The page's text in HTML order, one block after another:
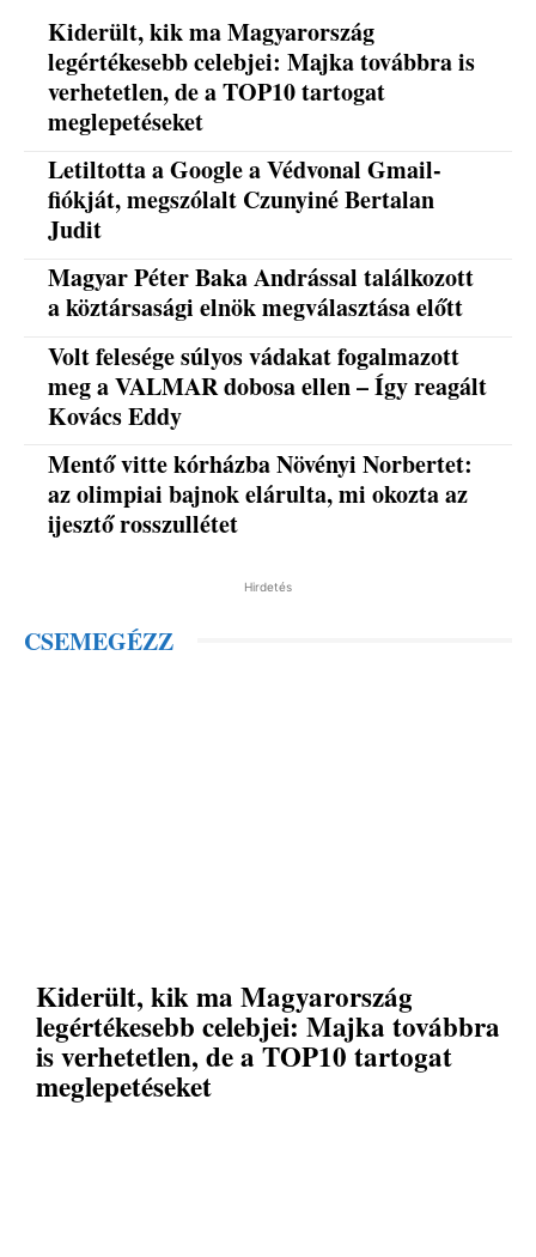
Kiderült, kik ma Magyarország
legértékesebb celebjei: Majka továbbra is
verhetetlen, de a TOP10 tartogat
meglepetéseket
Letiltotta a Google a Védvonal Gmail-
fiókját, megszólalt Czunyiné Bertalan
Judit
Magyar Péter Baka Andrással találkozott
a köztársasági elnök megválasztása előtt
Volt felesége súlyos vádakat fogalmazott
meg a VALMAR dobosa ellen – Így reagált
Kovács Eddy
Mentő vitte kórházba Növényi Norbertet:
az olimpiai bajnok elárulta, mi okozta az
ijesztő rosszullétet
Hirdetés
CSEMEGÉZZ
Kiderült, kik ma Magyarország
legértékesebb celebjei: Majka továbbra
is verhetetlen, de a TOP10 tartogat
meglepetéseket